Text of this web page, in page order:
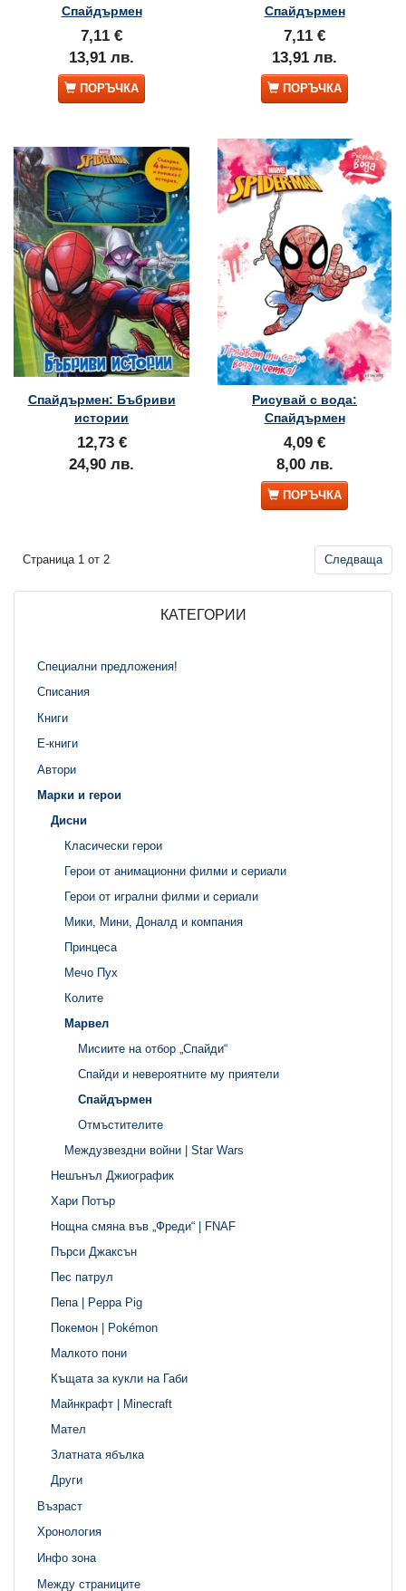
Спайдърмен
7,11 €
13,91 лв.
ПОРЪЧКА
Спайдърмен
7,11 €
13,91 лв.
ПОРЪЧКА
Спайдърмен: Бъбриви
истории
12,73 €
24,90 лв.
Рисувай с вода:
Спайдърмен
4,09 €
8,00 лв.
ПОРЪЧКА
Страница 1 от 2 Следваща
КАТЕГОРИИ
Специални предложения!
Списания
Книги
Е-книги
Автори
Марки и герои
Дисни
Класически герои
Герои от анимационни филми и сериали
Герои от игрални филми и сериали
Мики, Мини, Доналд и компания
Принцеса
Мечо Пух
Колите
Марвел
Мисиите на отбор „Спайди“
Спайди и невероятните му приятели
Спайдърмен
Отмъстителите
Междузвездни войни | Star Wars
Нешънъл Джиографик
Хари Потър
Нощна смяна във „Фреди“ | FNAF
Пърси Джаксън
Пес патрул
Пепа | Peppa Pig
Покемон | Pokémon
Малкото пони
Къщата за кукли на Габи
Майнкрафт | Minecraft
Мател
Златната ябълка
Други
Възраст
Хронология
Инфо зона
Между страниците